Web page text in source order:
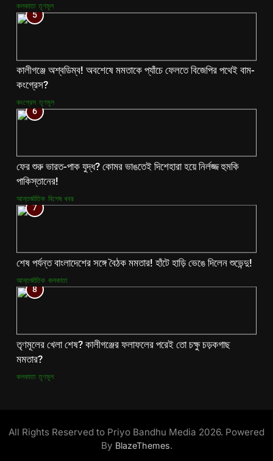
কলকাতা তৃণমূল
5
কালীগঞ্জে অশ্বডিম্ব! অবশেষে মমতাকে প্যাঁচে ফেলতে বিজেপির পথেই বাম-
কংগ্রেস?
কংগ্রেস তৃণমূল
6
ফের শুরু ভারত-পাক যুদ্ধ? কোমর ভাঙতেই দিশেহারা হয়ে নির্লজ্জ হুমকি
পাকিস্তানের!
আন্তর্জাতিক বিশেষ খবর
7
শেষ পর্যন্ত বাংলাদেশের সঙ্গে বৈঠক মমতার! হাঁটে হাড়ি ভেঙে দিলেন শুভেন্দু!
আন্তর্জাতিক কলকাতা
8
তৃণমূলের খেলা শেষ? কালীগঞ্জের ফলাফলের পরেই তো চক্ষু চড়কগাছ
মমতার?
কলকাতা তৃণমূল
All Rights Reserved to Priyo Bandhu Media 2026. Powered
By BlazeThemes.